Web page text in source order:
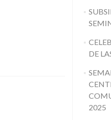
DE
2025